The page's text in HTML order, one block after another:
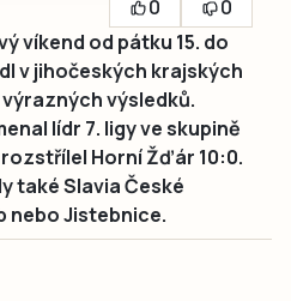
0
0
víkend od pátku 15. do
v jihočeských krajských
výsledků.
lídr 7. ligy ve skupině
Horní Žďár 10:0.
také Slavia České
nebo Jistebnice.